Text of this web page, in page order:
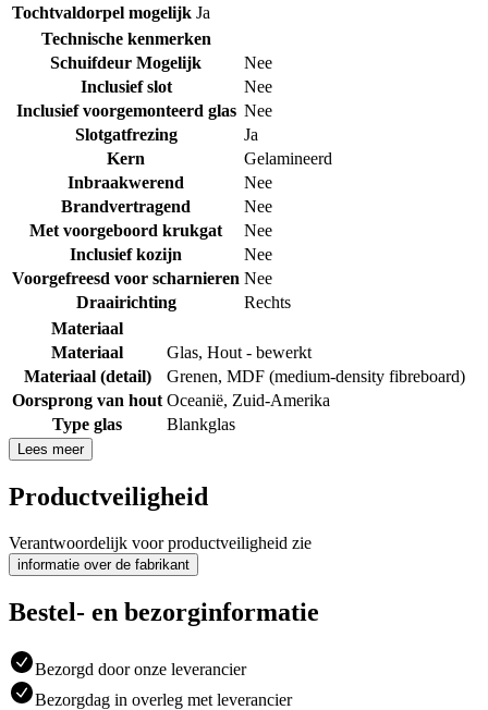
Tochtvaldorpel mogelijk Ja
Technische kenmerken
Schuifdeur Mogelijk
Nee
Inclusief slot
Nee
Inclusief voorgemonteerd glas Nee
Slotgatfrezing
Ja
Kern
Gelamineerd
Inbraakwerend
Nee
Brandvertragend
Nee
Met voorgeboord krukgat
Nee
Inclusief kozijn
Nee
Voorgefreesd voor scharnieren Nee
Draairichting
Rechts
Materiaal
Materiaal
Glas, Hout - bewerkt
Materiaal (detail)
Grenen, MDF (medium-density fibreboard)
Oorsprong van hout Oceanië, Zuid-Amerika
Type glas
Blankglas
Lees meer
Productveiligheid
Verantwoordelijk voor productveiligheid zie
informatie over de fabrikant
Bestel- en bezorginformatie
Bezorgd door onze leverancier
Bezorgdag in overleg met leverancier